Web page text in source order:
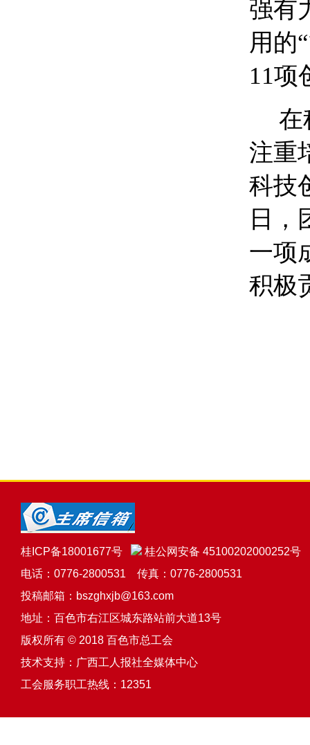
强有
用的
11项
在
注重
科技
日，
一项
积极
桂ICP备18001677号
桂公网安备 45100202000252号
电话：0776-2800531 传真：0776-2800531
投稿邮箱：bszghxjb@163.com
地址：百色市右江区城东路站前大道13号
版权所有 © 2018 百色市总工会
技术支持： 广西工人报社全媒体中心
工会服务职工热线：12351